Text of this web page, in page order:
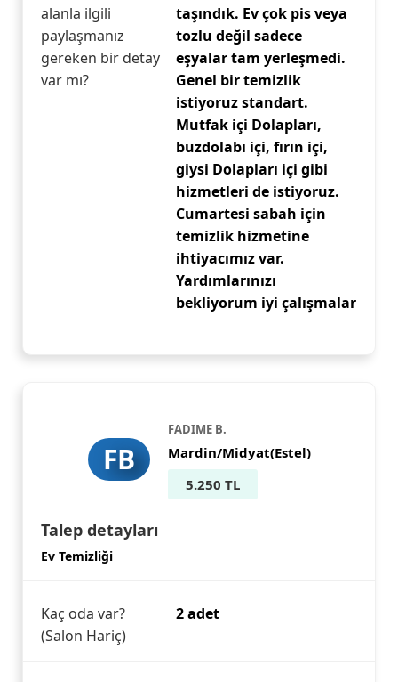
alanla ilgili
paylaşmanız
gereken bir detay
var mı?
taşındık. Ev çok pis veya
tozlu değil sadece
eşyalar tam yerleşmedi.
Genel bir temizlik
istiyoruz standart.
Mutfak içi Dolapları,
buzdolabı içi, fırın içi,
giysi Dolapları içi gibi
hizmetleri de istiyoruz.
Cumartesi sabah için
temizlik hizmetine
ihtiyacımız var.
Yardımlarınızı
bekliyorum iyi çalışmalar
FB
FADIME B.
Mardin/Midyat(Estel)
5.250 TL
Talep detayları
Ev Temizliği
Kaç oda var?
(Salon Hariç)
2 adet